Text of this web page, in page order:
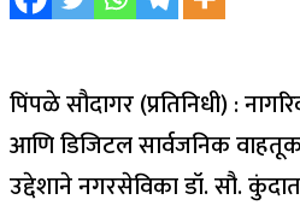
पिंपळे सौदागर (प्रतिनिधी) :
आणि डिजिटल सार्वजनिक
उद्देशाने नगरसेविका डॉ. सौ.